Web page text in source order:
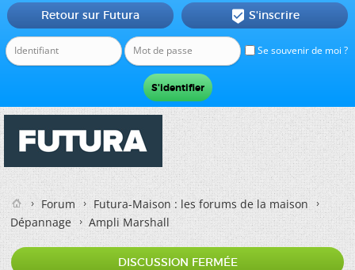
Se souvenir de moi ?
Retour sur Futura  S'inscrire
Forum
Futura-Maison : les forums de la maison
Dépannage
Ampli Marshall
DISCUSSION FERMÉE